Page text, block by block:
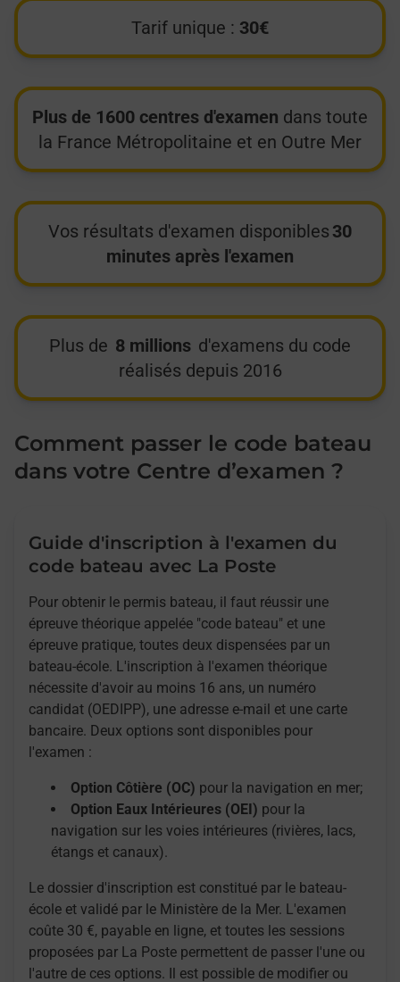
Tarif unique : 30€
Plus de 1600 centres d'examen dans toute
la France Métropolitaine et en Outre Mer
Vos résultats d'examen disponibles 30
minutes après l'examen
Plus de 8 millions d'examens du code
réalisés depuis 2016
Comment passer le code bateau
dans votre Centre d’examen ?
Guide d'inscription à l'examen du
code bateau avec La Poste
Pour obtenir le permis bateau, il faut réussir une
épreuve théorique appelée "code bateau" et une
épreuve pratique, toutes deux dispensées par un
bateau-école. L'inscription à l'examen théorique
nécessite d'avoir au moins 16 ans, un numéro
candidat (OEDIPP), une adresse e-mail et une carte
bancaire. Deux options sont disponibles pour
l'examen :
Option Côtière (OC) pour la navigation en mer;
Option Eaux Intérieures (OEI) pour la
navigation sur les voies intérieures (rivières, lacs,
étangs et canaux).
Le dossier d'inscription est constitué par le bateau-
école et validé par le Ministère de la Mer. L'examen
coûte 30 €, payable en ligne, et toutes les sessions
proposées par La Poste permettent de passer l'une ou
l'autre de ces options. Il est possible de modifier ou